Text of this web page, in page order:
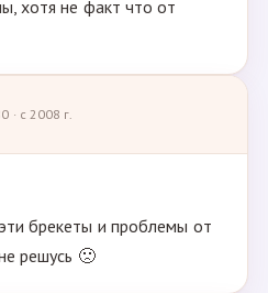
хотя не факт что от
· с 2008 г.
брекеты и проблемы от
решусь 🙁